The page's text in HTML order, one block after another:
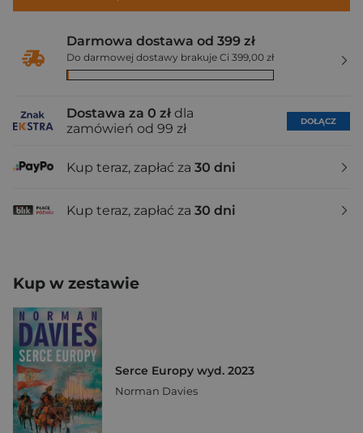
Darmowa dostawa od 399 zł
Do darmowej dostawy brakuje Ci 399,00 zł
Dostawa za 0 zł dla
zamówień od 99 zł
DOŁĄCZ
Kup teraz, zapłać za 30 dni
Kup teraz, zapłać za 30 dni
Kup w zestawie
Serce Europy wyd. 2023
Norman Davies